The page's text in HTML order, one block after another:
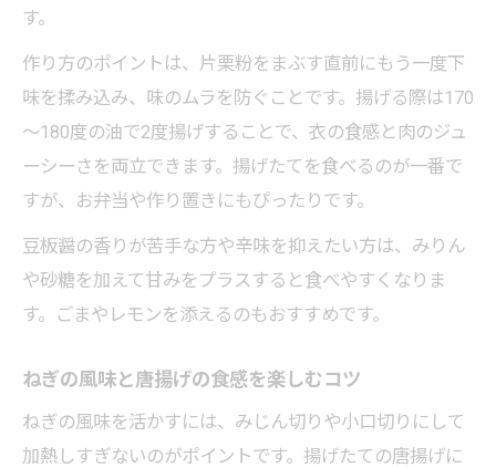
す。
作り方のポイントは、片栗粉をまぶす直前にもう一度下
味を揉み込み、味のムラを防ぐことです。揚げる際は170
～180度の油で2度揚げすることで、衣の食感と肉のジュ
ーシーさを両立できます。揚げたてを食べるのが一番で
すが、お弁当や作り置きにもぴったりです。
豆板醤の香りが苦手な方や辛味を抑えたい方は、みりん
や砂糖を加えて甘みをプラスすると食べやすくなりま
す。ごまやレモンを添えるのもおすすめです。
ねぎの風味と唐揚げの食感を楽しむコツ
ねぎの風味を活かすには、みじん切りや小口切りにして
加熱しすぎないのがポイントです。揚げたての唐揚げに